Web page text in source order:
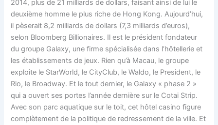
2014, plus de 21 milliards de dollars, faisant ainsi de lui le
deuxième homme le plus riche de Hong Kong. Aujourd’hui,
il pèserait 8,2 milliards de dollars (7,3 milliards d’euros),
selon Bloomberg Billionaires. Il est le président fondateur
du groupe Galaxy, une firme spécialisée dans l’hôtellerie et
les établissements de jeux. Rien qu’à Macau, le groupe
exploite le StarWorld, le CityClub, le Waldo, le President, le
Rio, le Broadway. Et le tout dernier, le Galaxy « phase 2 »
qui a ouvert ses portes l’année dernière sur le Cotai Strip.
Avec son parc aquatique sur le toit, cet hôtel casino figure
complètement de la politique de redressement de la ville. Et